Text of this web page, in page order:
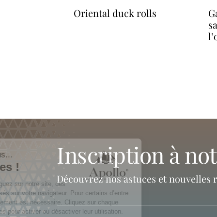
oriental duck rolls
gambas grillés et
inscription à
Découvrez nos astuces et nouvelles